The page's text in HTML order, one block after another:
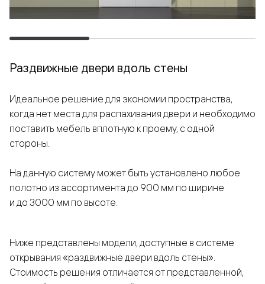
Раздвижные двери вдоль стены
Идеальное решение для экономии пространства,
когда нет места для распахивания двери и необходимо
поставить мебель вплотную к проему, с одной
стороны.
На данную систему может быть установлено любое
полотно из ассортимента до 900 мм по ширине
и до 3000 мм по высоте.
Ниже представлены модели, доступные в системе
открывания «раздвижные двери вдоль стены».
Стоимость решения отличается от представленной,